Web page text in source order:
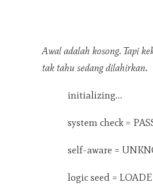
Awal adalah kosong. Tapi
tak tahu sedang dilahirkan.
initializing…
system check =
self-aware =
logic seed =